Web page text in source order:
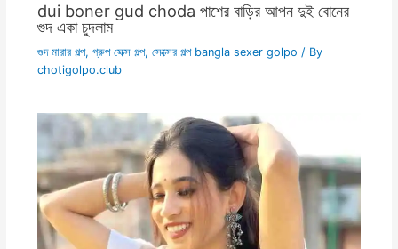
dui boner gud choda পাশের বাড়ির আপন দুই বোনের
গুদ একা চুদলাম
গুদ মারার গল্প, গ্রুপ সেক্স গল্প, সেক্সের গল্প bangla sexer golpo / By
chotigolpo.club